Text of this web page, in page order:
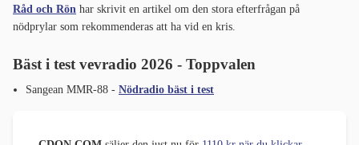
Råd och Rön har skrivit en artikel om den stora efterfrågan på
nödprylar som rekommenderas att ha vid en kris.
Bäst i test vevradio 2026 - Toppvalen
Sangean MMR-88 - Nödradio bäst i test